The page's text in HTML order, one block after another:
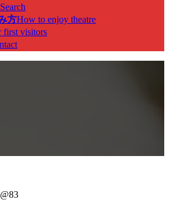
方How to enjoy theatre
first visitors